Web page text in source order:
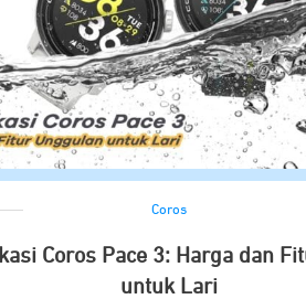
Coros
Coros Pace 3: Harga dan
untuk Lari